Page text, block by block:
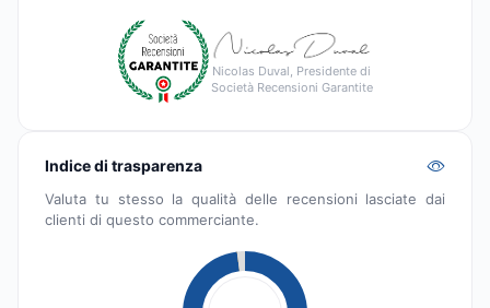
Nicolas Duval, Presidente di
Società Recensioni Garantite
Indice di trasparenza
Valuta tu stesso la qualità delle recensioni lasciate dai
clienti di questo commerciante.